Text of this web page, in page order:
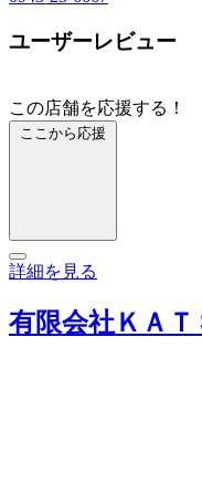
ユーザーレビュー
この店舗を応援する！
ここから応援
詳細を見る
有限会社ＫＡＴ